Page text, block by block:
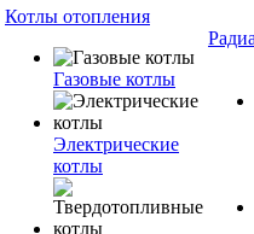
Котлы отопления
Газовые котлы
Электрические
котлы